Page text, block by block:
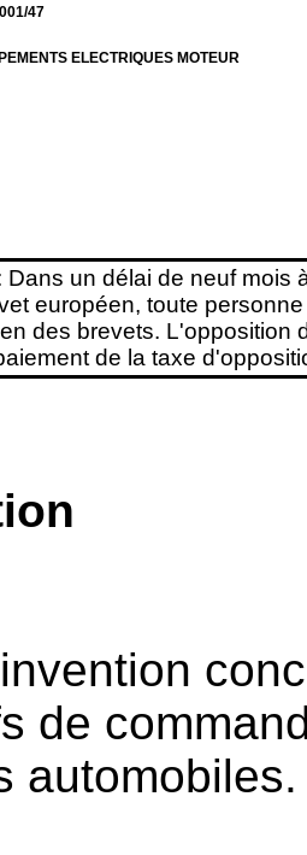
47
ELECTRIQUES MOTEUR
Dans un délai de neuf
européen, toute
des brevets. L'opposition
de la taxe
de
automobiles.